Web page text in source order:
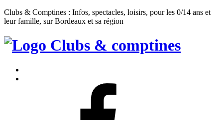
Clubs & Comptines : Infos, spectacles, loisirs, pour les 0/14 ans et
leur famille, sur Bordeaux et sa région
Clubs
Comptines